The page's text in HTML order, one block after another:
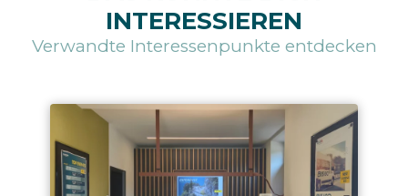
INTERESSIEREN
Verwandte Interessenpunkte entdecken